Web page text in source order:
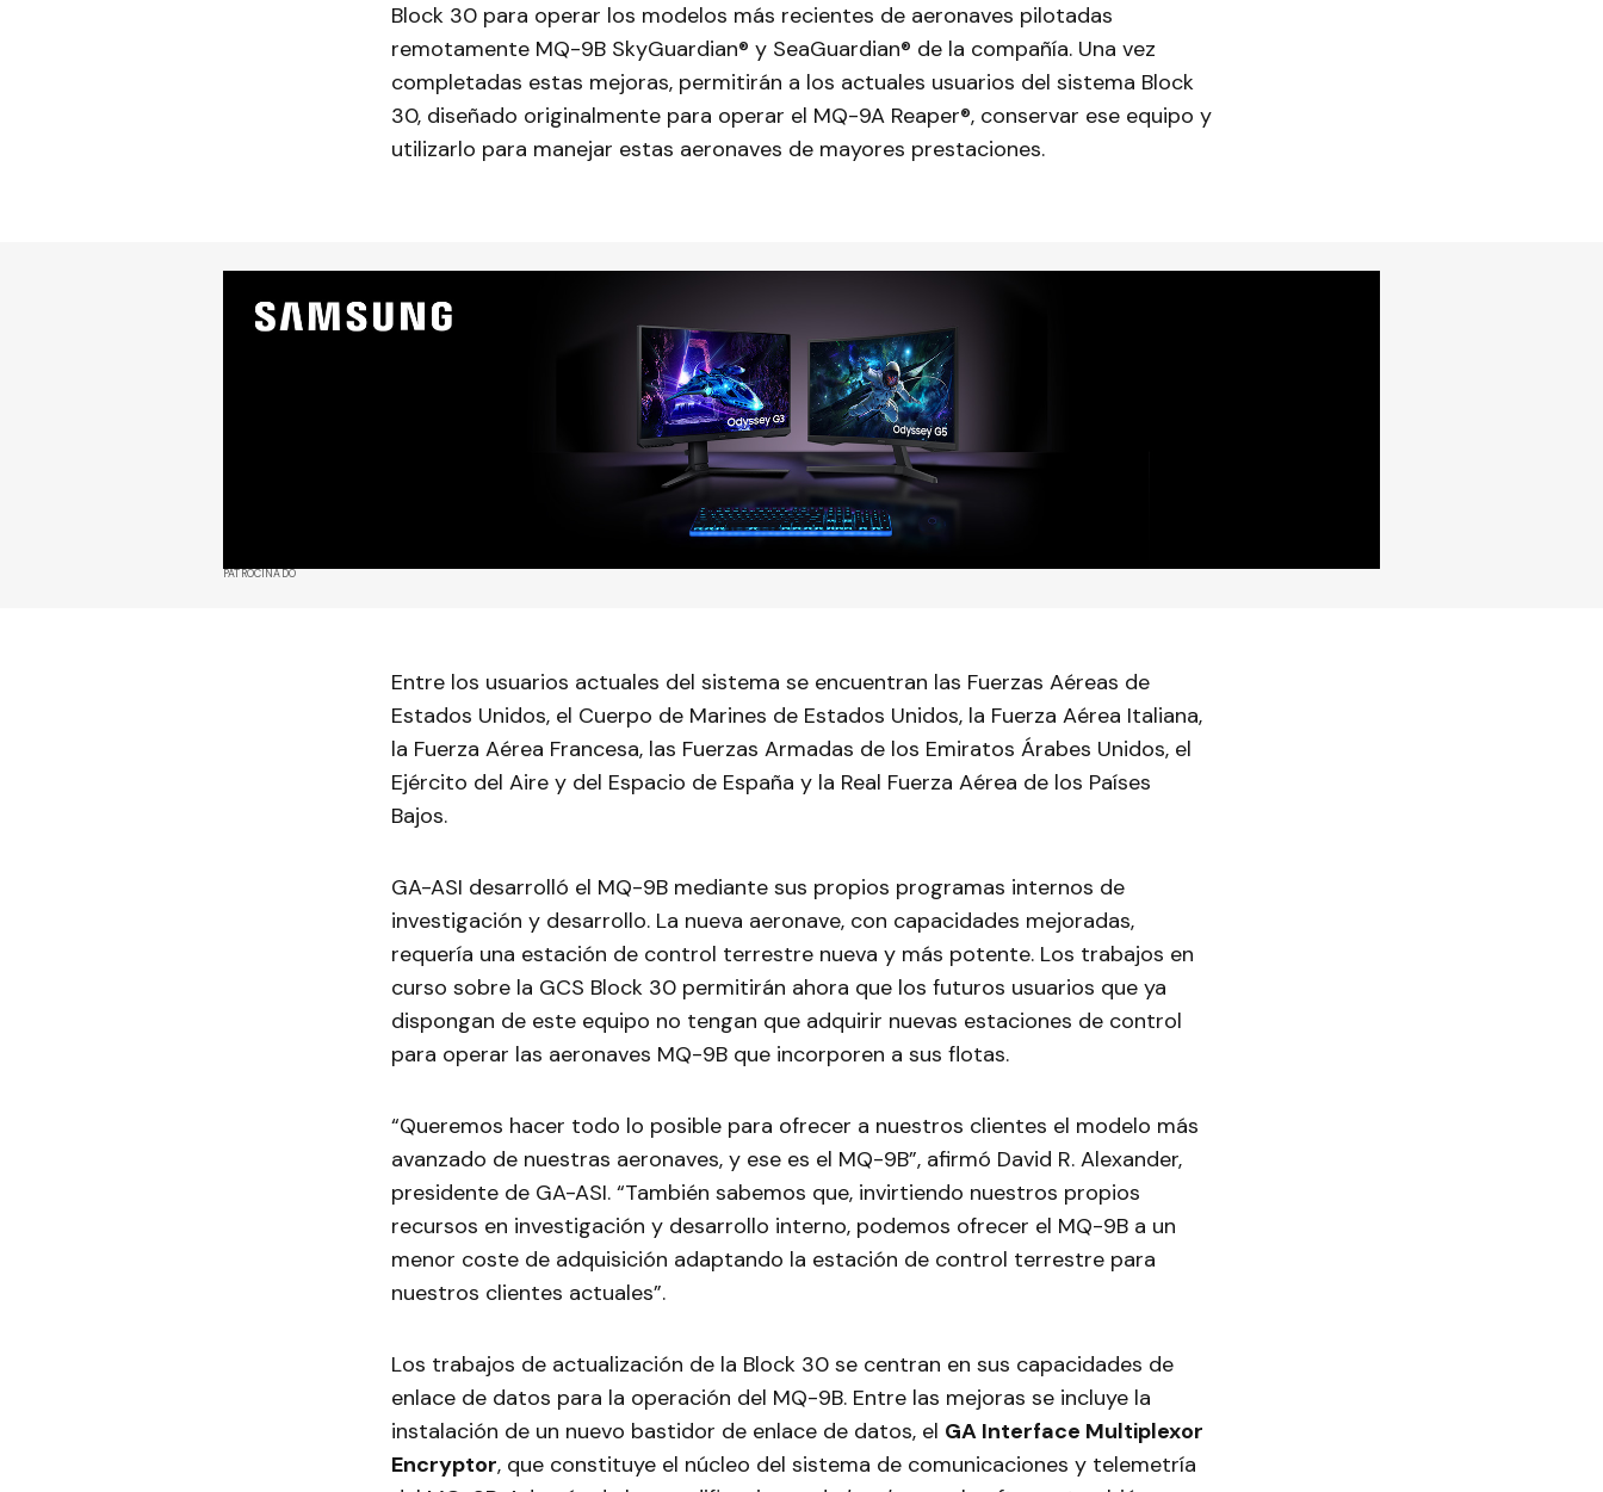
Block 30 para operar los modelos más recientes de aeronaves pilotadas
remotamente MQ-9B SkyGuardian® y SeaGuardian® de la compañía. Una vez
completadas estas mejoras, permitirán a los actuales usuarios del sistema Block
30, diseñado originalmente para operar el MQ-9A Reaper®, conservar ese equipo y
utilizarlo para manejar estas aeronaves de mayores prestaciones.
PATROCINADO
Entre los usuarios actuales del sistema se encuentran las Fuerzas Aéreas de
Estados Unidos, el Cuerpo de Marines de Estados Unidos, la Fuerza Aérea Italiana,
la Fuerza Aérea Francesa, las Fuerzas Armadas de los Emiratos Árabes Unidos, el
Ejército del Aire y del Espacio de España y la Real Fuerza Aérea de los Países
Bajos.
GA-ASI desarrolló el MQ-9B mediante sus propios programas internos de
investigación y desarrollo. La nueva aeronave, con capacidades mejoradas,
requería una estación de control terrestre nueva y más potente. Los trabajos en
curso sobre la GCS Block 30 permitirán ahora que los futuros usuarios que ya
dispongan de este equipo no tengan que adquirir nuevas estaciones de control
para operar las aeronaves MQ-9B que incorporen a sus flotas.
“Queremos hacer todo lo posible para ofrecer a nuestros clientes el modelo más
avanzado de nuestras aeronaves, y ese es el MQ-9B”, afirmó David R. Alexander,
presidente de GA-ASI. “También sabemos que, invirtiendo nuestros propios
recursos en investigación y desarrollo interno, podemos ofrecer el MQ-9B a un
menor coste de adquisición adaptando la estación de control terrestre para
nuestros clientes actuales”.
Los trabajos de actualización de la Block 30 se centran en sus capacidades de
enlace de datos para la operación del MQ-9B. Entre las mejoras se incluye la
instalación de un nuevo bastidor de enlace de datos, el GA Interface Multiplexor
Encryptor, que constituye el núcleo del sistema de comunicaciones y telemetría